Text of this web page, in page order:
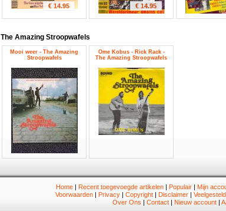
€ 14.95 € 14.95
The Amazing Stroopwafels
Mooi weer - The Amazing
Stroopwafels
Ome Kobus - Rick Rack -
The Amazing Stroopwafels
Home| Recent toegevoegde artikelen| Populair| Mijn
Voorwaarden | Privacy | Copyright | Disclaimer |
Over Ons | Contact | Nieuw account |